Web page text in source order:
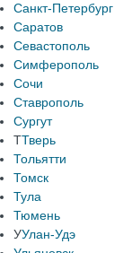
Санкт-Петербург
Саратов
Севастополь
Симферополь
Сочи
Ставрополь
Сургут
ТТверь
Тольятти
Томск
Тула
Тюмень
УУлан-Удэ